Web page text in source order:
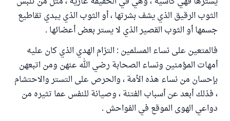
الثوب الرقيق الذي يشف بشرتها ، أو الثوب الذي يبدي تقاطيع
جسمها أو الثوب القصير الذي لا يستر بعض أعضائها .
فالمتعين على نساء المسلمين : التزام الهدي الذي كان عليه
أمهات المؤمنين ونساء الصحابة رضي الله عنهن ومن اتبعهن
بإحسان من نساء هذه الأمة ، والحرص على التستر والاحتشام
، فذلك أبعد عن أسباب الفتنة ، وصيانة للنفس عما تثيره من
دواعي الهوى الموقع في الفواحش .